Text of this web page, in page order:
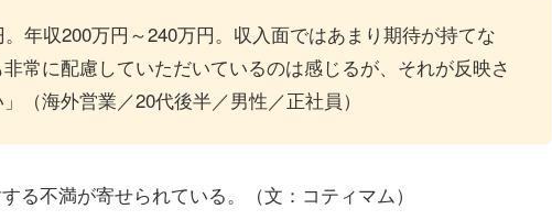
。年収200万円～240万円。収入面ではあまり期待が持てな
常に配慮していただいているのは感じるが、それが反映さ
（海外営業／20代後半／男性／正社員）
る不満が寄せられている。（文：コティマム）